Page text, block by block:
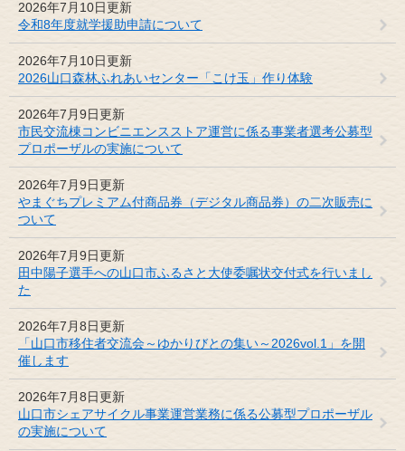
2026年7月10日更新
令和8年度就学援助申請について
2026年7月10日更新
2026山口森林ふれあいセンター「こけ玉」作り体験
2026年7月9日更新
市民交流棟コンビニエンスストア運営に係る事業者選考公募型
プロポーザルの実施について
2026年7月9日更新
やまぐちプレミアム付商品券（デジタル商品券）の二次販売に
ついて
2026年7月9日更新
田中陽子選手への山口市ふるさと大使委嘱状交付式を行いまし
た
2026年7月8日更新
「山口市移住者交流会～ゆかりびとの集い～2026vol.1」を開
催します
2026年7月8日更新
山口市シェアサイクル事業運営業務に係る公募型プロポーザル
の実施について